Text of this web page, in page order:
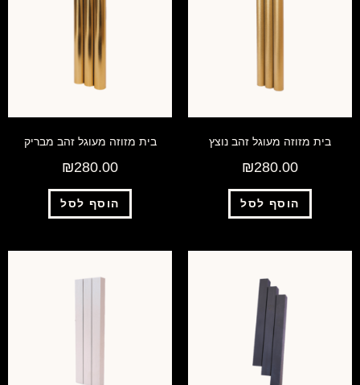
בית מזוזה מעוגל זהב נוצץ
₪280.00
הוסף לסל
בית מזוזה מעוגל זהב מבריק
₪280.00
הוסף לסל